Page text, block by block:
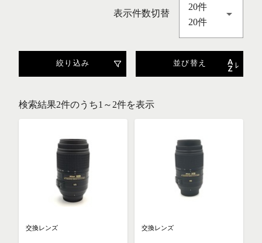
表示件数切替
20件
20件
絞り込み 並び替え
検索結果2件のうち1～2件を表示
交換レンズ 交換レンズ